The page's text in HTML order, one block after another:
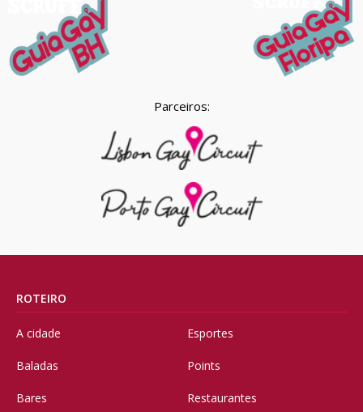
Parceiros:
ROTEIRO
A cidade
Baladas
Bares
Esportes
Points
Restaurantes